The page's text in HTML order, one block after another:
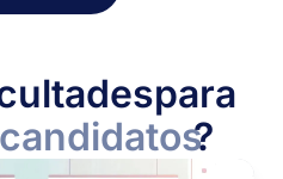
para
candidatos?